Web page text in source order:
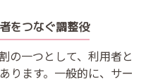
をつなぐ調整役
の一つとして、利用者と
ります。一般的に、サー